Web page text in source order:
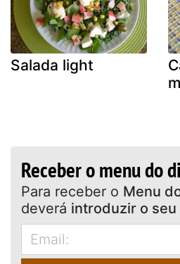
Salada light
Receber o menu do
Para receber o Menu
deverá introduzir o seu